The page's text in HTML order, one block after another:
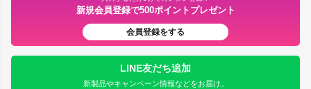
新規会員登録で500ポイントプレゼント
会員登録をする
LINE友だち追加
新製品やキャンペーン情報などをお届け。